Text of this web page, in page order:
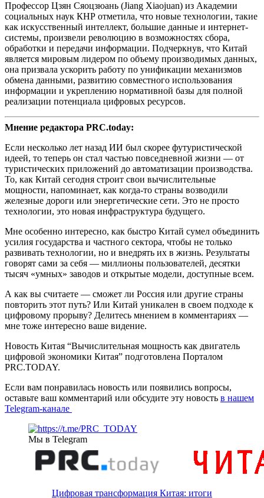
Профессор Цзян Сяоцзюань (Jiang Xiaojuan) из Академии
социальных наук КНР отметила, что новые технологии, такие
как искусственный интеллект, большие данные и интернет-
системы, произвели революцию в возможностях сбора,
обработки и передачи информации. Подчеркнув, что Китай
является мировым лидером по объему производимых данных,
она призвала ускорить работу по унификации механизмов
обмена данными, развитию совместного использования
информации и укреплению нормативной базы для полной
реализации потенциала цифровых ресурсов.
Мнение редактора PRC.today:
Если несколько лет назад ИИ был скорее футуристической
идеей, то теперь он стал частью повседневной жизни — от
туристических приложений до автоматизации производства.
То, как Китай сегодня строит свои вычислительные
мощности, напоминает, как когда-то страны возводили
железные дороги или энергетические сети. Это не просто
технологии, это новая инфраструктура будущего.
Мне особенно интересно, как быстро Китай сумел объединить
усилия государства и частного сектора, чтобы не только
развивать технологии, но и внедрять их в жизнь. Результаты
говорят сами за себя — миллионы пользователей, десятки
тысяч «умных» заводов и открытые модели, доступные всем.
А как вы считаете — сможет ли Россия или другие страны
повторить этот путь? Или Китай уникален в своем подходе к
цифровому прорыву? Делитесь мнением в комментариях —
мне тоже интересно ваше видение.
Новость Китая “Вычислительная мощность как двигатель
цифровой экономики Китая” подготовлена Порталом
PRC.TODAY.
Если вам понравилась новость или появились вопросы,
оставьте ваш комментарий или обсудите эту новость в нашем
Telegram-канале
Мы в Telegram
Цифровая трансформация Китая: итоги